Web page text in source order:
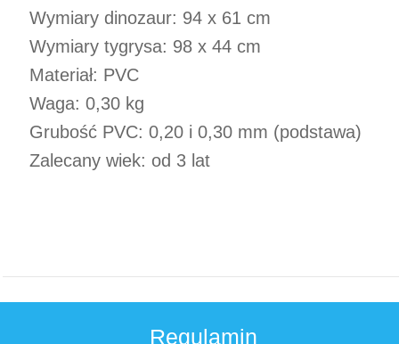
Wymiary dinozaur: 94 x 61 cm
Wymiary tygrysa: 98 x 44 cm
Materiał: PVC
Waga: 0,30 kg
Grubość PVC: 0,20 i 0,30 mm (podstawa)
Zalecany wiek: od 3 lat
Regulamin